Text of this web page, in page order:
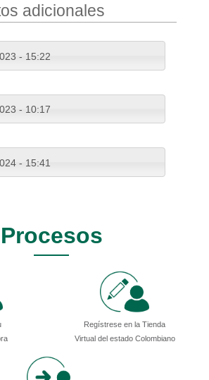
adicionales
- 15:22
- 10:17
- 15:41
Procesos
Regístrese en la Tienda
Virtual del estado Colombiano